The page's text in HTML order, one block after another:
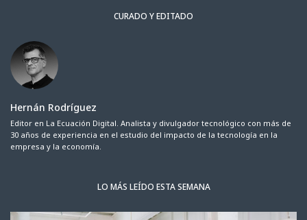
CURADO Y EDITADO
Hernán Rodríguez
Editor en La Ecuación Digital. Analista y divulgador tecnológico con más de
30 años de experiencia en el estudio del impacto de la tecnología en la
empresa y la economía.
LO MÁS LEÍDO ESTA SEMANA